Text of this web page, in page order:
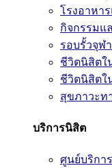
โรงอาหา
กิจกรรมแ
รอบรั้วจุฬ
ชีวิตนิสิตใ
ชีวิตนิสิตใ
สุขภาวะท
บริการนิสิต
ศูนย์บริกา